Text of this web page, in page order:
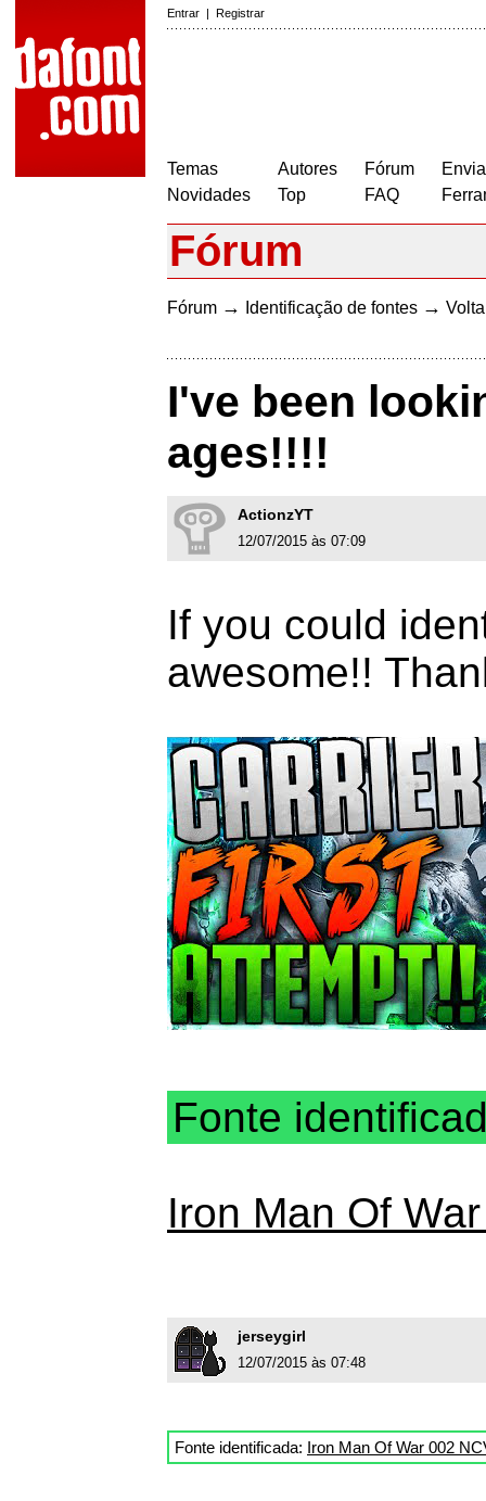
Entrar | Registrar
Temas
Novidades
Autores
Top
Fórum
FAQ
Fórum
Fórum → Identificação de fontes →
I've been
ages!!!!
ActionzYT
12/07/2015 às 07:09
If you could
awesome!!
Fonte
Iron Man Of
jerseygirl
12/07/2015 às 07:48
Fonte identificada: Iron Man Of War 002